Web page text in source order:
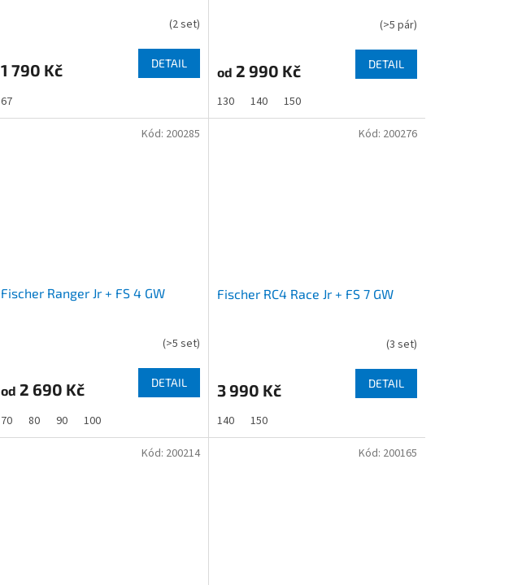
(2 set)
1 790 Kč DETAIL
67
(>5 pár)
od 2 990 Kč DETAIL
130 140 150
Fischer Ranger Jr + FS 4 GW
(>5 set)
od 2 690 Kč DETAIL
70 80 90 100
Kód: 200285
Fischer RC4 Race Jr + FS 7 GW
(3 set)
3 990 Kč DETAIL
140 150
Kód: 200276
Kód: 200214 Kód: 200165